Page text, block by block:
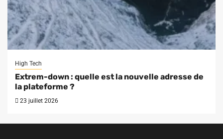
High Tech
Extrem-down : quelle est la nouvelle adresse de
la plateforme ?
23 juillet 2026